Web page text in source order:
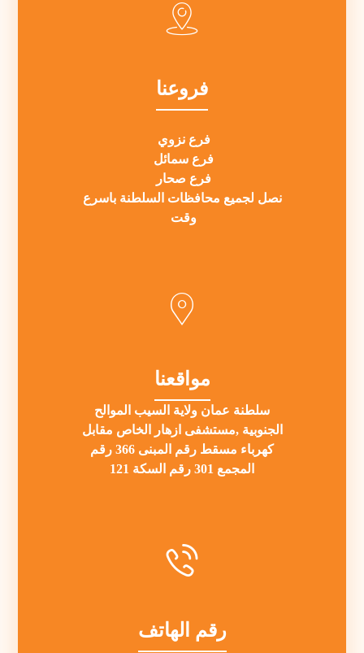
فروعنا
فرع نزوي
فرع سمائل
فرع صحار
نصل لجميع محافظات السلطنة باسرع
وقت
مواقعنا
سلطنة عمان ولاية السيب الموالح
الجنوبية ,مستشفى ازهار الخاص مقابل
كهرباء مسقط رقم المبنى 366 رقم
المجمع 301 رقم السكة 121
رقم الهاتف